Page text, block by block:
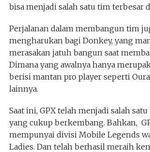
bisa menjadi salah satu tim terbesar
Perjalanan dalam membangun tim
mengharukan bagi Donkey, yang
merasakan jatuh bangun saat
Dimana yang awalnya hanya
berisi mantan pro player seperti
lainnya.
Saat ini, GPX telah menjadi salah
yang cukup berkembang. Bahkan,
mempunyai divisi Mobile Legends
Ladies. Dan telah berhasil meraih